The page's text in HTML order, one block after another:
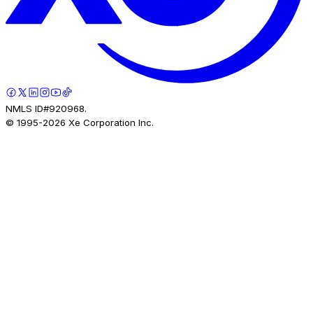
NMLS ID#920968.
© 1995-2026 Xe Corporation Inc.